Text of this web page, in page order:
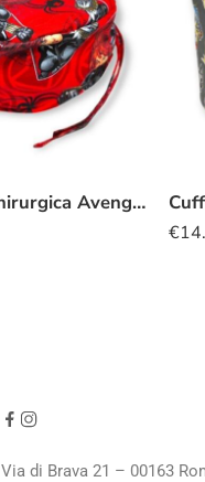
Cuffietta Chirurgica Avengers Vedova nera
€
Via di Brava 21 – 00163